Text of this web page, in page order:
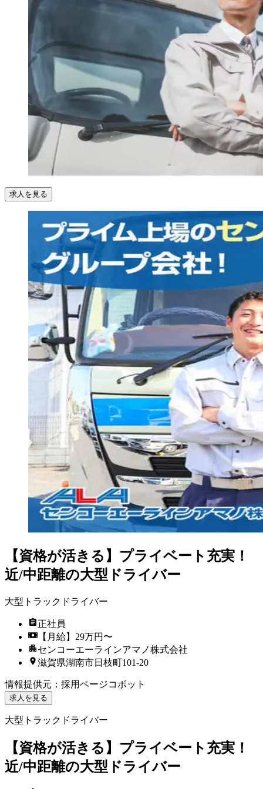
求人を見る
【資格が活きる】プライベート充実！
近/中距離の大型ドライバー
大型トラックドライバー
正社員
【月給】29万円〜
センコーエーラインアマノ株式会社
滋賀県湖南市日枝町101-20
情報提供元 ： 採用ページコボット
求人を見る
大型トラックドライバー
【資格が活きる】プライベート充実！
近/中距離の大型ドライバー